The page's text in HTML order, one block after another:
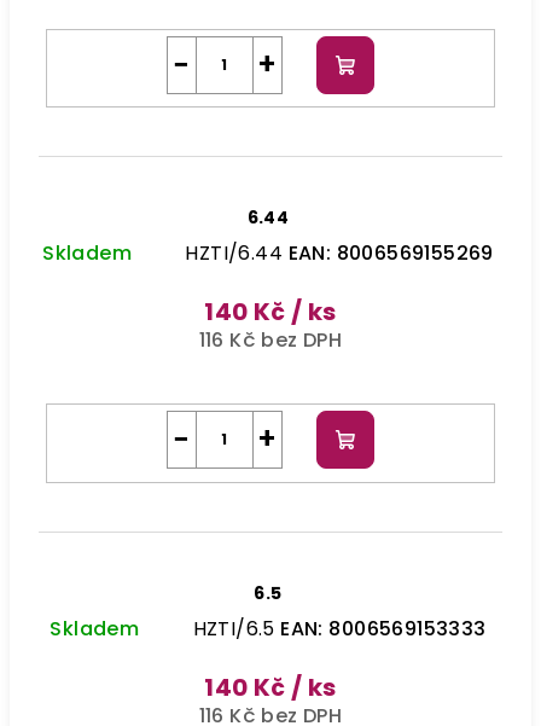
+
− Do
košíku
6.44
Skladem HZTI/6.44 EAN: 8006569155269
140 Kč / ks
116 Kč bez DPH
+
− Do
košíku
6.5
Skladem HZTI/6.5 EAN: 8006569153333
140 Kč / ks
116 Kč bez DPH